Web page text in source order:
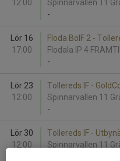
12:00
Spinnarvallen 11
-
Lör 16
17:00
Floda BoIF 2 -
Flodala IP 4
-
Lör 23
12:00
Tollereds IF -
Spinnarvallen 11
-
Lör 30
12:00
Tollereds IF -
Spinnarvallen 11